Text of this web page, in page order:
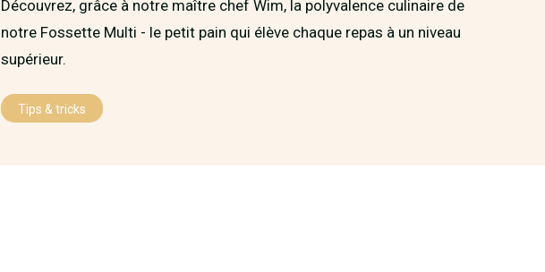
Découvrez, grâce à notre maître chef Wim, la polyvalence culinaire de
notre Fossette Multi - le petit pain qui élève chaque repas à un niveau
supérieur.
Tips & tricks